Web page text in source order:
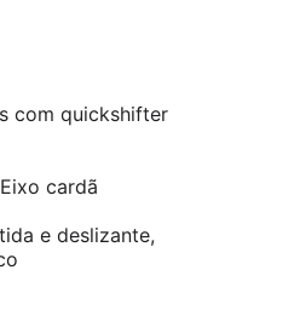
com quickshifter
cardã
e deslizante,